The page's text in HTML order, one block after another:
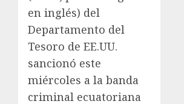
en inglés) del
Departamento del
Tesoro de EE.UU.
sancionó este
miércoles a la banda
criminal ecuatoriana